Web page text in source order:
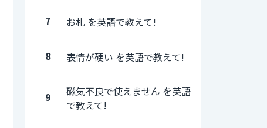
7 お札 を英語で教えて!
8 表情が硬い を英語で教えて!
9
磁気不良で使えません を英語
で教えて!